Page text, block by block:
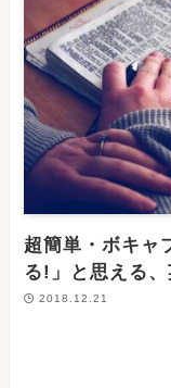
超簡単・ボキャ
る!」と思える、
2018.12.21